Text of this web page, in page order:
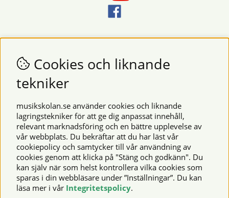
Nyhetsbrev
Vill du få nyheter och erbjudanden från oss? Fyll då i din e-
postadress i fältet nedan.
Säkra betalningar
© 2026 Musikskolan. Vi använder cookies -läs mer här
Cookies och liknande
tekniker
musikskolan.se använder cookies och liknande
lagringstekniker för att ge dig anpassat innehåll,
relevant marknadsföring och en bättre upplevelse av
vår webbplats. Du bekräftar att du har läst vår
cookiepolicy och samtycker till vår användning av
cookies genom att klicka på "Stäng och godkänn". Du
kan själv när som helst kontrollera vilka cookies som
sparas i din webbläsare under ”Inställningar”. Du kan
läsa mer i vår Integritetspolicy.